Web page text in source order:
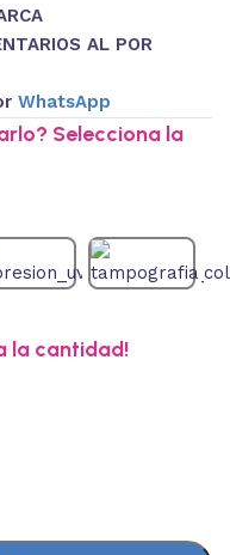
AL POR
WhatsApp
Selecciona la
la cantidad!